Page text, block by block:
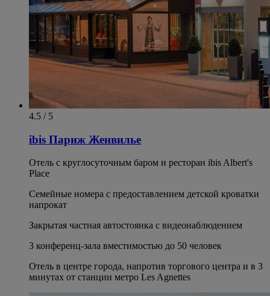
4.5 / 5
ibis Париж Женвилье
Отель с круглосуточным баром и ресторан ibis Albert's
Place
Семейные номера с предоставлением детской кроватки
напрокат
Закрытая частная автостоянка с видеонаблюдением
3 конференц-зала вместимостью до 50 человек
Отель в центре города, напротив торгового центра и в 3
минутах от станции метро Les Agnettes